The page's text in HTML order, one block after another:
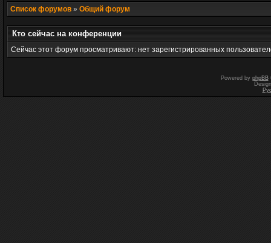
Список форумов » Общий форум
Кто сейчас на конференции
Сейчас этот форум просматривают: нет зарегистрированных
Powered by phpBB